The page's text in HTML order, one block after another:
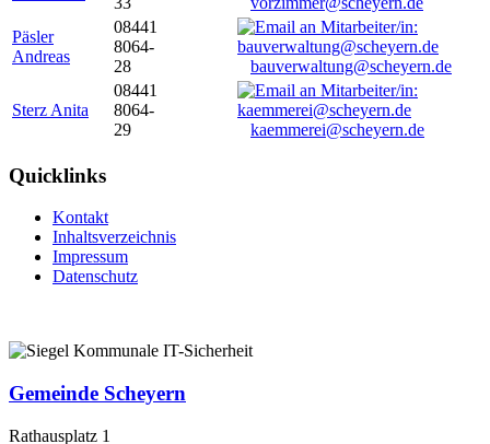
Päsler
Andreas
08441
8064-
28
bauverwaltung@scheyern.de
Sterz Anita
08441
8064-
29
kaemmerei@scheyern.de
Quicklinks
Kontakt
Inhaltsverzeichnis
Impressum
Datenschutz
Gemeinde Scheyern
Rathausplatz 1